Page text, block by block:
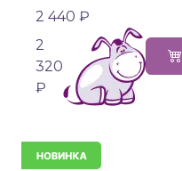
2 440 ₽
2
320
₽